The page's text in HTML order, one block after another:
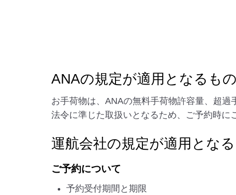
ANAの規定が適用となるもの
お手荷物は、ANAの無料手荷物許容量、超
法令に準じた取扱いとなるため、ご予約時に
運航会社の規定が適用とな
ご予約について
予約受付期間と期限